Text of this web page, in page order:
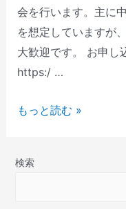
会を行います。主に
を想定していますが
大歓迎です。 お申し
https:/ …
もっと読む »
検索